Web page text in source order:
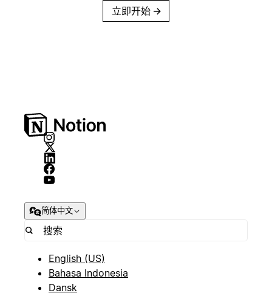
立即开始 →
简体中文
English (US)
Bahasa Indonesia
Dansk